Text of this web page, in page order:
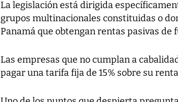
La legislación está dirigida
grupos multinacionales constituidas o
Panamá que obtengan rentas pasivas de
Las empresas que no cumplan a
pagar una tarifa fija de 15% sobre su